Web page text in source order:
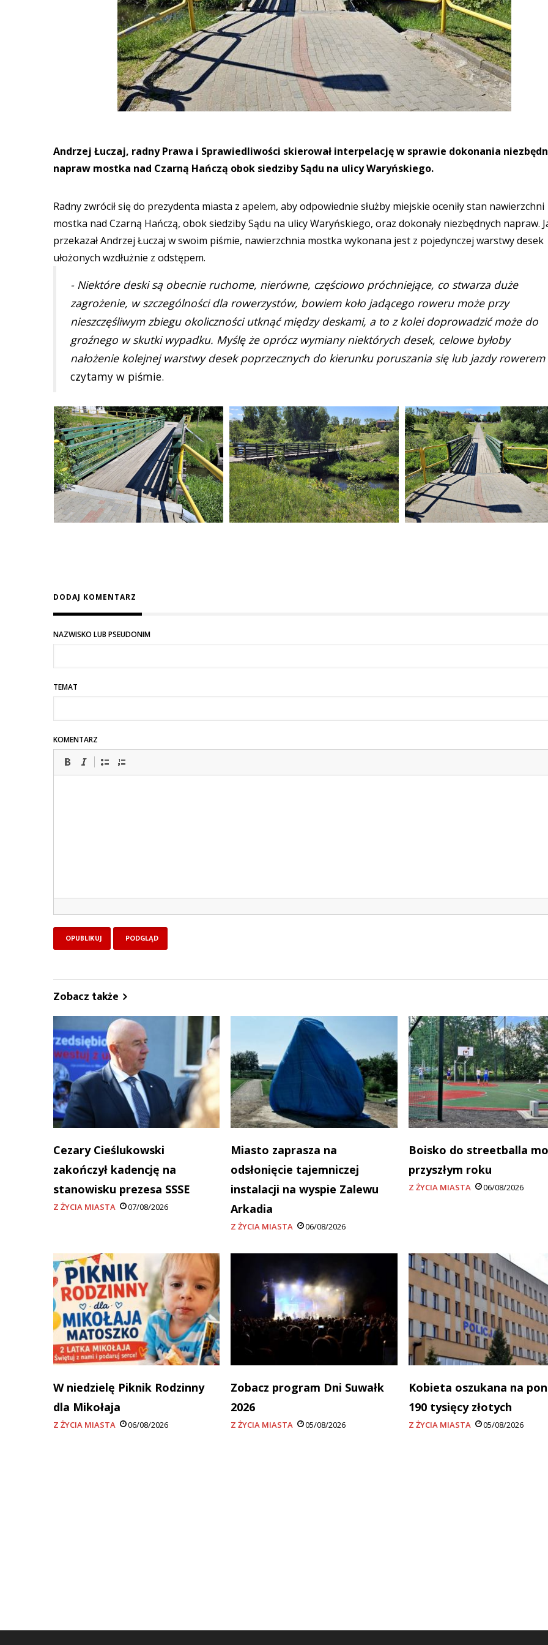
Andrzej Łuczaj, radny Prawa i Sprawiedliwości skierował interpelację w sprawie dokonania
napraw mostka nad Czarną Hańczą obok siedziby Sądu na ulicy Waryńskiego.
Radny zwrócił się do prezydenta miasta z apelem, aby odpowiednie służby miejskie oceniły stan nawierzchni
mostka nad Czarną Hańczą, obok siedziby Sądu na ulicy Waryńskiego, oraz dokonały niezbędnych napraw.
przekazał Andrzej Łuczaj w swoim piśmie, nawierzchnia mostka wykonana jest z pojedynczej warstwy desek
ułożonych wzdłużnie z odstępem.
- Niektóre deski są obecnie ruchome, nierówne, częściowo próchniejące, co stwarza duże
zagrożenie, w szczególności dla rowerzystów, bowiem koło jadącego roweru może przy
nieszczęśliwym zbiegu okoliczności utknąć między deskami, a to z kolei doprowadzić może do
groźnego w skutki wypadku. Myślę że oprócz wymiany niektórych desek, celowe byłoby
nałożenie kolejnej warstwy desek poprzecznych do kierunku poruszania się lub jazdy rowerem
czytamy w piśmie.
DODAJ KOMENTARZ
NAZWISKO LUB PSEUDONIM
TEMAT
KOMENTARZ
Zobacz także
Cezary Cieślukowski
zakończył kadencję na
stanowisku prezesa SSSE
Z ŻYCIA MIASTA 07/08/2026
Miasto zaprasza na
odsłonięcie tajemniczej
instalacji na wyspie Zalewu
Arkadia
Z ŻYCIA MIASTA 06/08/2026
Boisko do streetballa
przyszłym roku
Z ŻYCIA MIASTA 06/08/2026
W niedzielę Piknik Rodzinny
dla Mikołaja
Z ŻYCIA MIASTA 06/08/2026
Zobacz program Dni Suwałk
2026
Z ŻYCIA MIASTA 05/08/2026
Kobieta oszukana na
190 tysięcy złotych
Z ŻYCIA MIASTA 05/08/2026